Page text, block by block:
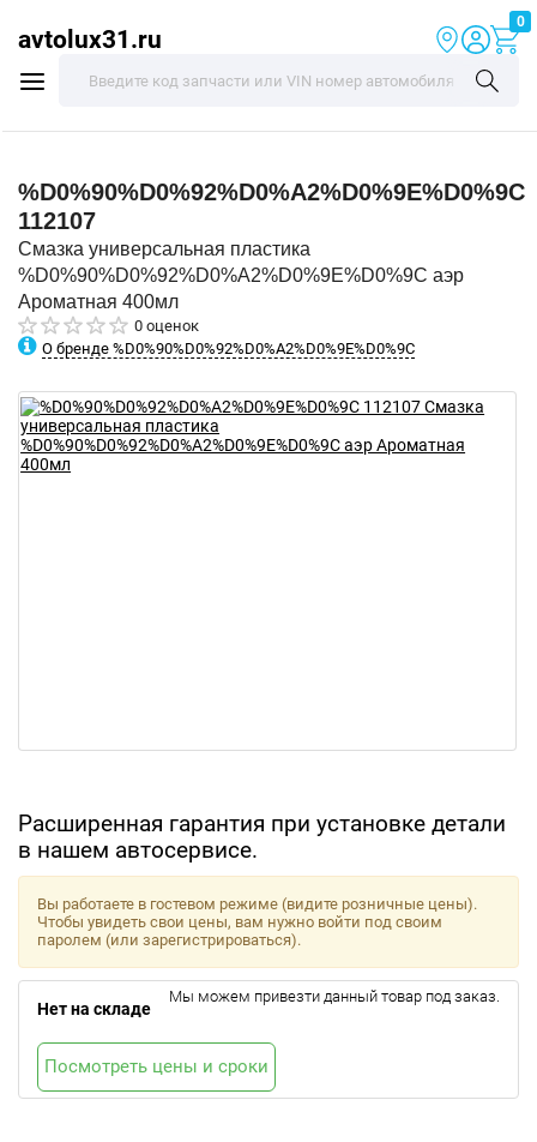
avtolux31.ru
0
%D0%90%D0%92%D0%A2%D0%9E%D0%9C
112107
Смазка универсальная пластика
%D0%90%D0%92%D0%A2%D0%9E%D0%9C аэр
Ароматная 400мл
0 оценок
О бренде %D0%90%D0%92%D0%A2%D0%9E%D0%9C
Расширенная гарантия при установке детали
в нашем автосервисе.
Вы работаете в гостевом режиме (видите розничные цены).
Чтобы увидеть свои цены, вам нужно войти под своим
паролем (или зарегистрироваться).
Нет на складе
Мы можем привезти данный товар под заказ.
Посмотреть цены и сроки